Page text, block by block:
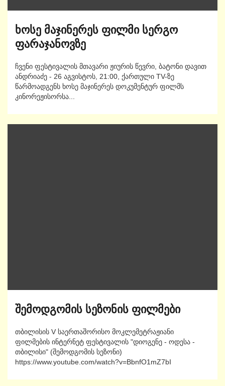
ხოსე მაჯინერეს ფილმი სერგო
ფარაჯანოვზე
ჩვენი ფესტივალის მთავარი ჟიურის წევრი, ბატონი დავით
ანდრიაძე - 26 აგვისტოს, 21:00, ქართული TV-ზე
წარმოადგენს ხოსე მაჯინერეს დოკუმენტურ ფილმს
კინორეჟისორსა...
შემოდგომის სეზონის ფილმები
თბილისის V საერთაშორისო მოკლემეტრაჟიანი
ფილმების ინტერნეტ ფესტივალის "დიოგენე - ოდესა -
თბილისი" (შემოდგომის სეზონი)
https://www.youtube.com/watch?v=BbnfO1mZ7bI